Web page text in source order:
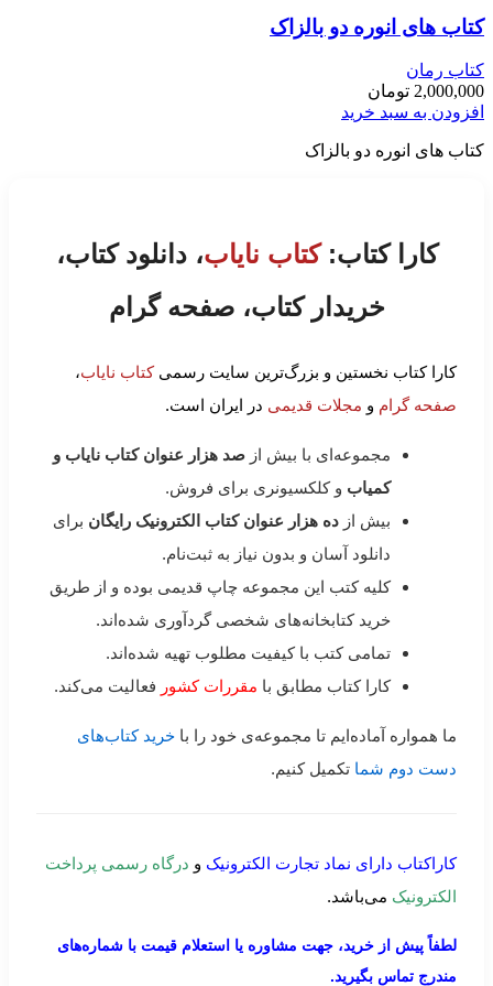
کتاب های انوره دو بالزاک
کتاب رمان
2,000,000 تومان
افزودن به سبد خرید
کتاب های انوره دو بالزاک
کارا کتاب:کتاب نایاب، دانلود کتاب،
خریدار کتاب، صفحه گرام
کارا کتاب نخستین و بزرگ‌ترین سایت رسمیکتاب نایاب،
صفحه گرام و مجلات قدیمی در ایران است.
مجموعه‌ای با بیش از صد هزار عنوان کتاب نایاب و
کمیاب و کلکسیونری برای فروش.
بیش از ده هزار عنوان کتاب الکترونیک رایگان برای
دانلود آسان و بدون نیاز به ثبت‌نام.
کلیه کتب این مجموعه چاپ قدیمی بوده و از طریق
خرید کتابخانه‌های شخصی گردآوری شده‌اند.
تمامی کتب با کیفیت مطلوب تهیه شده‌اند.
کارا کتاب مطابق با مقررات کشور فعالیت می‌کند.
ما همواره آماده‌ایم تا مجموعه‌ی خود را با خرید کتاب‌های
دست دوم شما تکمیل کنیم.
کاراکتاب دارای نماد تجارت الکترونیک و درگاه رسمی پرداخت
الکترونیک می‌باشد.
لطفاً پیش از خرید، جهت مشاوره یا استعلام قیمت با شماره‌های
مندرج تماس بگیرید.